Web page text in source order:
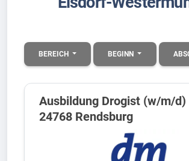
BEREICH BEGINN
Ausbildung Drogist (w/m/d)
24768 Rendsburg